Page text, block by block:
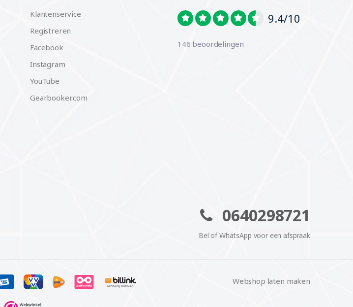
Klantenservice
Registreren
Facebook
Instagram
YouTube
Gearbooker.com
9.4/10
146 beoordelingen
0640298721
Bel of WhatsApp voor een afspraak
Webshop laten maken